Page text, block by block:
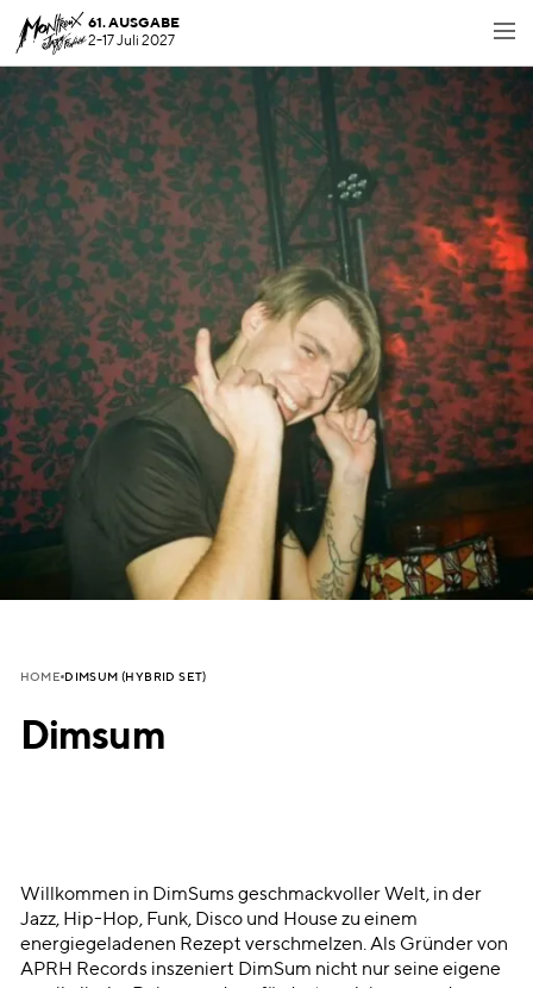
61. AUSGABE
2-17 Juli 2027
HOME DIMSUM (HYBRID SET)
Dimsum
Willkommen in DimSums geschmackvoller Welt, in der
Jazz, Hip-Hop, Funk, Disco und House zu einem
energiegeladenen Rezept verschmelzen. Als Gründer von
APRH Records inszeniert DimSum nicht nur seine eigene